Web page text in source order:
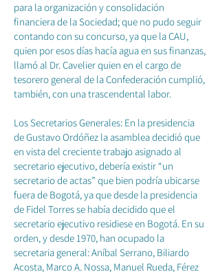
para la organización y consolidación
financiera de la Sociedad; que no pudo seguir
contando con su concurso, ya que la CAU,
quien por esos días hacía agua en sus finanzas,
llamó al Dr. Cavelier quien en el cargo de
tesorero general de la Confederación cumplió,
también, con una trascendental labor.
Los Secretarios Generales: En la presidencia
de Gustavo Ordóñez la asamblea decidió que
en vista del creciente trabajo asignado al
secretario ejecutivo, debería existir “un
secretario de actas” que bien podría ubicarse
fuera de Bogotá, ya que desde la presidencia
de Fidel Torres se había decidido que el
secretario ejecutivo residiese en Bogotá. En su
orden, y desde 1970, han ocupado la
secretaria general: Aníbal Serrano, Biliardo
Acosta, Marco A. Nossa, Manuel Rueda, Férez